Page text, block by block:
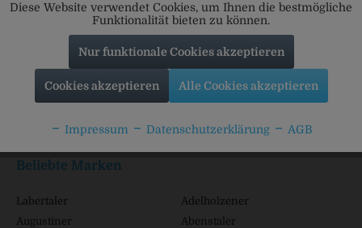
Informationen
Beliebte Marken
Labertaler
Adelholzener
Augustiner
Abenstaler
Diese Website verwendet Cookies, um Ihnen die bestmögliche
Funktionalität bieten zu können.
Nur funktionale Cookies akzeptieren
Cookies akzeptieren Alle Cookies akzeptieren
Impressum Datenschutzerklärung AGB